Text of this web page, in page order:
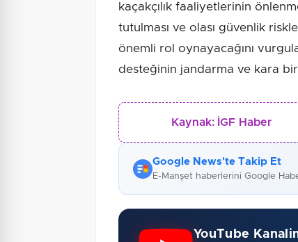
kaçakçılık faaliyetlerinin
tutulması ve olası güvenlik
önemli rol oynayacağını
desteğinin jandarma ve kara
Kaynak: İGF Haber
Google News'te Takip Et
E-Manşet haberlerini Google
YouTube